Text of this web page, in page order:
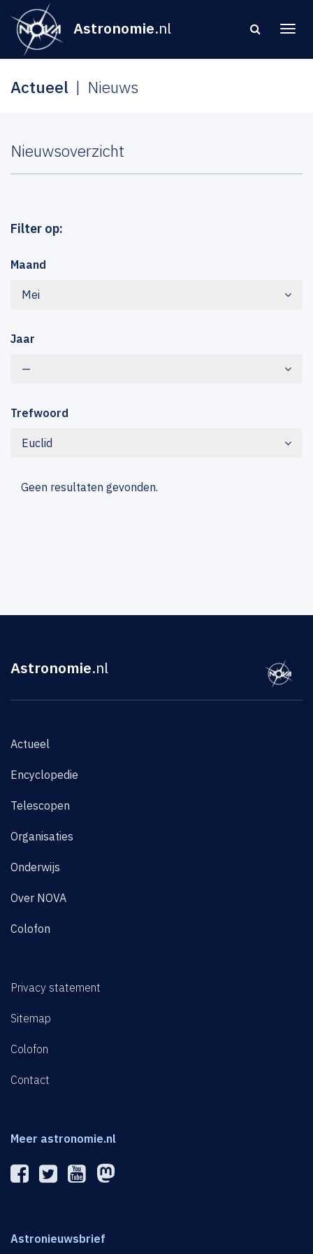
Astronomie.nl
Actueel Nieuws
Nieuwsoverzicht
Filter op:
Maand
Mei
Jaar
—
Trefwoord
Euclid
Geen resultaten gevonden.
Astronomie.nl
Actueel
Encyclopedie
Telescopen
Organisaties
Onderwijs
Over NOVA
Colofon
Privacy statement
Sitemap
Colofon
Contact
Meer astronomie.nl
Astronieuwsbrief